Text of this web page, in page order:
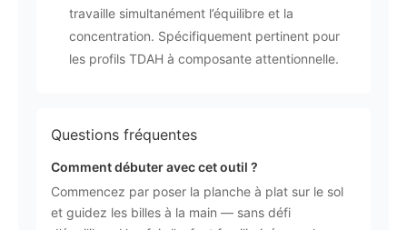
travaille simultanément l’équilibre et la
concentration. Spécifiquement pertinent pour
les profils TDAH à composante attentionnelle.
Questions fréquentes
Comment débuter avec cet outil ?
Commencez par poser la planche à plat sur le sol
et guidez les billes à la main — sans défi